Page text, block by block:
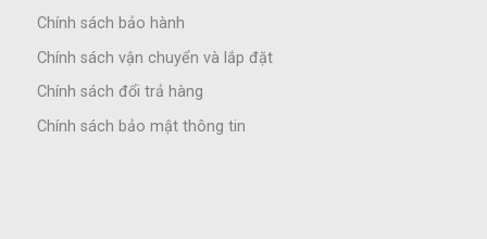
Chính sách bảo hành
Chính sách vận chuyển và lắp đặt
Chính sách đổi trả hàng
Chính sách bảo mật thông tin